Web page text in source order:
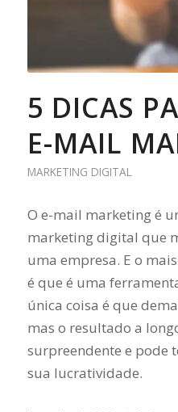
5 DICAS
E-MAIL
MARKETING DIGITAL
O e-mail marketing é
marketing digital que
uma empresa. E o
é que é uma
única coisa é que
mas o resultado a
surpreendente e pode
sua lucratividade.